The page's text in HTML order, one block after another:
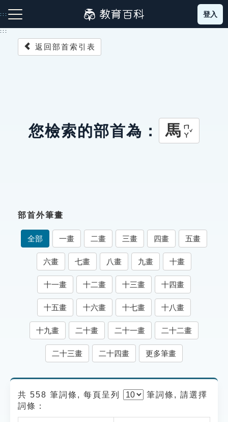
到
主
:::
成語故事
索引選單
知識索引
單字索引
生命大百科索引
遊戲專區
貓頭鷹博士
登入
:::
返回部首索引表
您檢索的部首為： 馬 ㄇㄚˇ
部首外筆畫
全部 一畫 二畫 三畫 四畫 五畫
六畫 七畫 八畫 九畫 十畫
十一畫 十二畫 十三畫 十四畫
十五畫 十六畫 十七畫 十八畫
十九畫 二十畫 二十一畫 二十二畫
二十三畫 二十四畫 更多筆畫
共 558 筆詞條, 每頁呈列 筆詞條, 請選擇
詞條：